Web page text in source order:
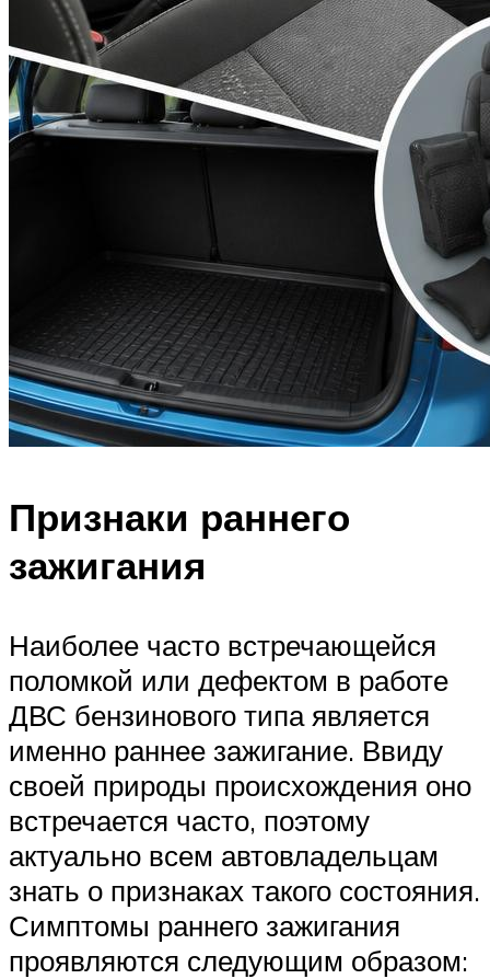
Признаки раннего
зажигания
Наиболее часто встречающейся
поломкой или дефектом в работе
ДВС бензинового типа является
именно раннее зажигание. Ввиду
своей природы происхождения оно
встречается часто, поэтому
актуально всем автовладельцам
знать о признаках такого состояния.
Симптомы раннего зажигания
проявляются следующим образом: